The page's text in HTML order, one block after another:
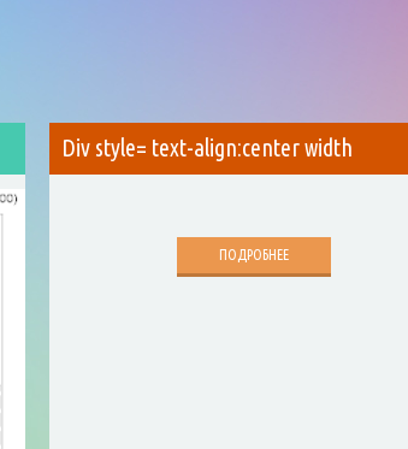
Div style= text-align:center width
ПОДРОБНЕЕ